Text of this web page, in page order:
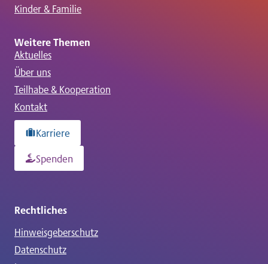
Kinder & Familie
Weitere Themen
Aktuelles
Über uns
Teilhabe & Kooperation
Kontakt
Karriere
Spenden
Rechtliches
Hinweisgeberschutz
Datenschutz